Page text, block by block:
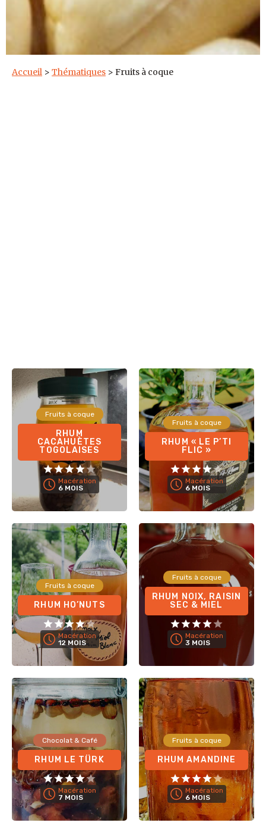
Accueil > Thématiques > Fruits à coque
Fruits à coque
RHUM
CACAHUÈTES
TOGOLAISES
Macération
6 MOIS
Fruits à coque
RHUM « LE P’TI
FLIC »
Macération
6 MOIS
Fruits à coque
RHUM HO’NUTS
Macération
12 MOIS
Fruits à coque
RHUM NOIX, RAISIN
SEC & MIEL
Macération
3 MOIS
Chocolat & Café
RHUM LE TÜRK
Macération
7 MOIS
Fruits à coque
RHUM AMANDINE
Macération
6 MOIS